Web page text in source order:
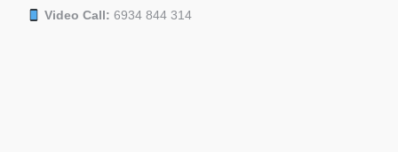
Video Call: 6934 844 314